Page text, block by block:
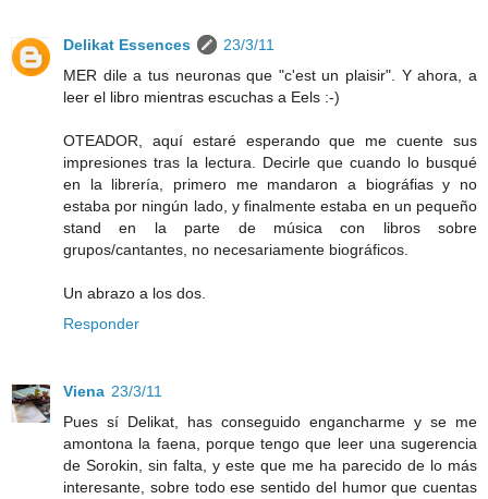
Delikat Essences
23/3/11
MER dile a tus neuronas que "c'est un plaisir". Y ahora, a
leer el libro mientras escuchas a Eels :-)
OTEADOR, aquí estaré esperando que me cuente sus
impresiones tras la lectura. Decirle que cuando lo busqué
en la librería, primero me mandaron a biográfias y no
estaba por ningún lado, y finalmente estaba en un pequeño
stand en la parte de música con libros sobre
grupos/cantantes, no necesariamente biográficos.
Un abrazo a los dos.
Responder
Viena 23/3/11
Pues sí Delikat, has conseguido engancharme y se me
amontona la faena, porque tengo que leer una sugerencia
de Sorokin, sin falta, y este que me ha parecido de lo más
interesante, sobre todo ese sentido del humor que cuentas